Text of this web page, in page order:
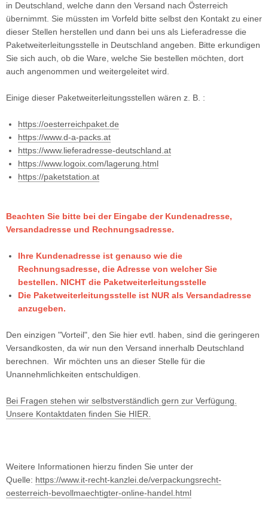
in Deutschland, welche dann den Versand nach Österreich
übernimmt. Sie müssten im Vorfeld bitte selbst den Kontakt zu einer
dieser Stellen herstellen und dann bei uns als Lieferadresse die
Paketweiterleitungsstelle in Deutschland angeben. Bitte erkundigen
Sie sich auch, ob die Ware, welche Sie bestellen möchten, dort
auch angenommen und weitergeleitet wird.
Einige dieser Paketweiterleitungsstellen wären z. B. :
https://oesterreichpaket.de
https://www.d-a-packs.at
https://www.lieferadresse-deutschland.at
https://www.logoix.com/lagerung.html
https://paketstation.at
Beachten Sie bitte bei der Eingabe der Kundenadresse,
Versandadresse und Rechnungsadresse.
Ihre Kundenadresse ist genauso wie die
Rechnungsadresse, die Adresse von welcher Sie
bestellen. NICHT die Paketweiterleitungsstelle
Die Paketweiterleitungsstelle ist NUR als Versandadresse
anzugeben.
Den einzigen "Vorteil", den Sie hier evtl. haben, sind die geringeren
Versandkosten, da wir nun den Versand innerhalb Deutschland
berechnen. Wir möchten uns an dieser Stelle für die
Unannehmlichkeiten entschuldigen.
Bei Fragen stehen wir selbstverständlich gern zur Verfügung.
Unsere Kontaktdaten finden Sie HIER.
Weitere Informationen hierzu finden Sie unter der
Quelle: https://www.it-recht-kanzlei.de/verpackungsrecht-
oesterreich-bevollmaechtigter-online-handel.html